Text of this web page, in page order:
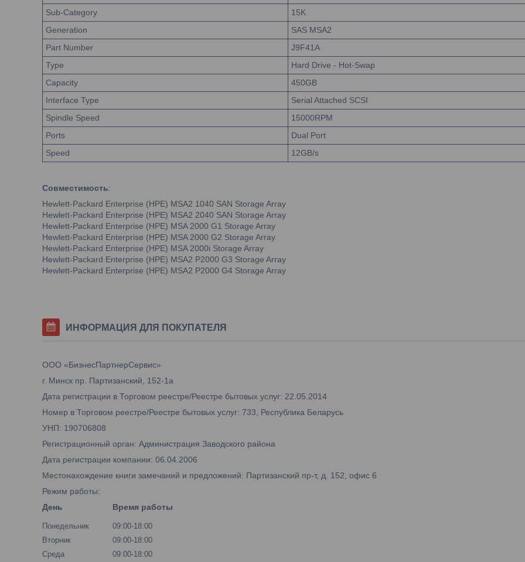
Sub-Category
15K
Generation
SAS MSA2
Part Number
J9F41A
Type
Hard Drive - Hot-Swap
Capacity
450GB
Interface Type
Serial Attached SCSI
Spindle Speed
15000RPM
Ports
Dual Port
Speed
12GB/s
Совместимость:
Hewlett-Packard Enterprise (HPE) MSA2 1040 SAN Storage Array
Hewlett-Packard Enterprise (HPE) MSA2 2040 SAN Storage Array
Hewlett-Packard Enterprise (HPE) MSA 2000 G1 Storage Array
Hewlett-Packard Enterprise (HPE) MSA 2000 G2 Storage Array
Hewlett-Packard Enterprise (HPE) MSA 2000i Storage Array
Hewlett-Packard Enterprise (HPE) MSA2 P2000 G3 Storage Array
Hewlett-Packard Enterprise (HPE) MSA2 P2000 G4 Storage Array
ИНФОРМАЦИЯ ДЛЯ ПОКУПАТЕЛЯ
ООО «БизнесПартнерСервис»
г. Минск пр. Партизанский, 152-1а
Дата регистрации в Торговом реестре/Реестре бытовых услуг: 22.05.2014
Номер в Торговом реестре/Реестре бытовых услуг: 733, Республика Беларусь
УНП: 190706808
Регистрационный орган: Администрация Заводского района
Дата регистрации компании: 06.04.2006
Местонахождение книги замечаний и предложений: Партизанский пр-т, д. 152, офис 6
Режим работы:
День
Время работы
Понедельник
09:00-18:00
Вторник
09:00-18:00
Среда
09:00-18:00